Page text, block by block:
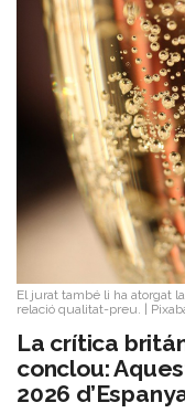
El jurat també li ha atorgat
relació qualitat-preu. |
La crítica
conclou:
2026